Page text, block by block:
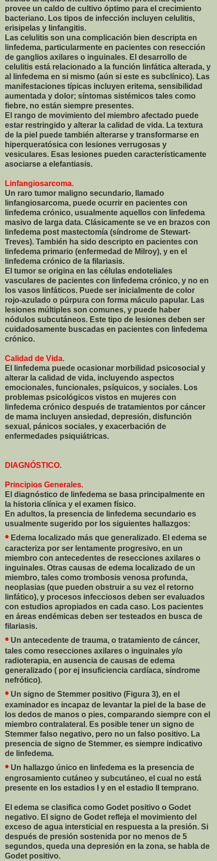
provee un caldo de cultivo óptimo para el crecimiento
bacteriano. Los tipos de infección incluyen celulitis,
erisipelas y linfangitis.
Las celulitis son una complicación bien descripta en
linfedema, particularmente en pacientes con resección
de ganglios axilares o inguinales. El desarrollo de
celulitis está relacionado a la función linfática alterada, y
al linfedema en si mismo (aún si este es subclínico). Las
manifestaciones típicas incluyen eritema, sensibilidad
aumentada y dolor; síntomas sistémicos tales como
fiebre, no están siempre presentes.
El rango de movimiento del miembro afectado puede
estar restringido y alterar la calidad de vida. La textura
de la piel puede también alterarse y transformarse en
hiperqueratósica con lesiones verrugosas y
vesiculares. Esas lesiones pueden característicamente
asociarse a elefantiasis.
Linfangiosarcoma.
Un raro tumor maligno secundario, llamado
linfangiosarcoma, puede ocurrir en pacientes con
linfedema crónico, usualmente aquellos con linfedema
masivo de larga data. Clásicamente se ve en brazos con
linfedema post mastectomía (síndrome de Stewart-
Treves). También ha sido descripto en pacientes con
linfedema primario (enfermedad de Milroy), y en el
linfedema crónico de la filariasis.
El tumor se origina en las células endoteliales
vasculares de pacientes con linfedema crónico, y no en
los vasos linfáticos. Puede ser inicialmente de color
rojo-azulado o púrpura con forma máculo papular. Las
lesiones múltiples son comunes, y puede haber
nódulos subcutáneos. Este tipo de lesiones deben ser
cuidadosamente buscadas en pacientes con linfedema
crónico.
Calidad de Vida.
El linfedema puede ocasionar morbilidad psicosocial y
alterar la calidad de vida, incluyendo aspectos
emocionales, funcionales, psíquicos, y sociales. Los
problemas psicológicos vistos en mujeres con
linfedema crónico después de tratamientos por cáncer
de mama incluyen ansiedad, depresión, disfunción
sexual, pánicos sociales, y exacerbación de
enfermedades psiquiátricas.
DIAGNÓSTICO.
Principios Generales.
El diagnóstico de linfedema se basa principalmente en
la historia clínica y el examen físico.
En adultos, la presencia de linfedema secundario es
usualmente sugerido por los siguientes hallazgos:
• Edema localizado más que generalizado. El edema se
caracteriza por ser lentamente progresivo, en un
miembro con antecedentes de resecciones axilares o
inguinales. Otras causas de edema localizado de un
miembro, tales como trombosis venosa profunda,
neoplasias (que pueden obstruir a su vez el retorno
linfático), y procesos infecciosos deben ser evaluados
con estudios apropiados en cada caso. Los pacientes
en áreas endémicas deben ser testeados en busca de
filariasis.
• Un antecedente de trauma, o tratamiento de cáncer,
tales como resecciones axilares o inguinales y/o
radioterapia, en ausencia de causas de edema
generalizado ( por ej insuficiencia cardíaca, síndrome
nefrótico).
• Un signo de Stemmer positivo (Figura 3), en el
examinador es incapaz de levantar la piel de la base de
los dedos de manos o pies, comparando siempre con el
miembro contralateral. Es posible tener un signo de
Stemmer falso negativo, pero no un falso positivo. La
presencia de signo de Stemmer, es siempre indicativo
de linfedema.
• Un hallazgo único en linfedema es la presencia de
engrosamiento cutáneo y subcutáneo, el cual no está
presente en los estadios I y en el estadio II temprano.
El edema se clasifica como Godet positivo o Godet
negativo. El signo de Godet refleja el movimiento del
exceso de agua intersticial en respuesta a la presión. Si
después de presión sostenida por no menos de 5
segundos, queda una depresión en la zona, se habla de
Godet positivo.